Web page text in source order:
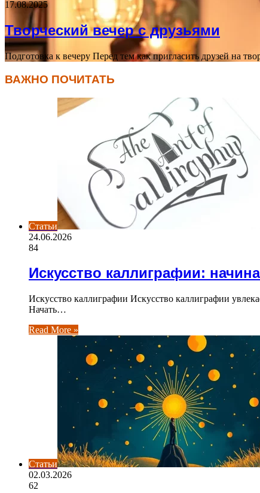
17.08.2025
Творческий вечер с друзьями
Подготовка к вечеру Перед тем как пригласить друзей на
ВАЖНО ПОЧИТАТЬ
Статьи
24.06.2026
84
Искусство каллиграфии:
Искусство каллиграфии Искусство каллиграфии
Начать…
Read More »
Статьи
02.03.2026
62